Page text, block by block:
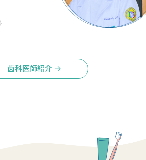
歯科医師紹介